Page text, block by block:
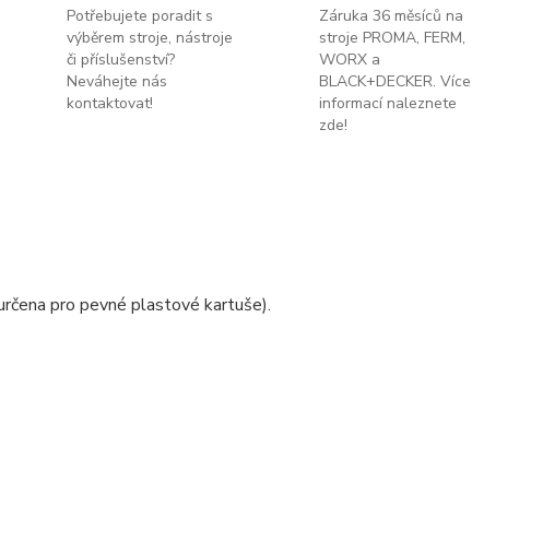
Potřebujete poradit s
výběrem stroje, nástroje
či příslušenství?
Neváhejte nás
kontaktovat!
Záruka 36 měsíců na
stroje PROMA, FERM,
WORX a
BLACK+DECKER. Více
informací naleznete
zde!
pro pevné plastové kartuše).